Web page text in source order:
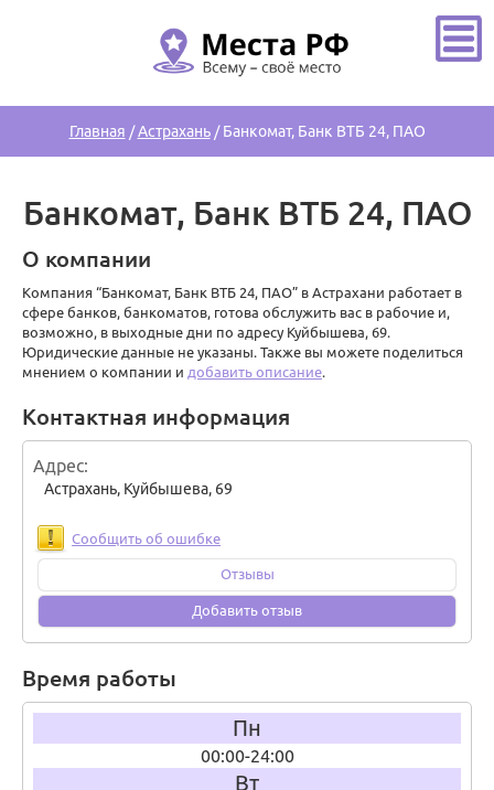
Главная /Астрахань/Банкомат, Банк ВТБ 24, ПАО
Банкомат, Банк ВТБ 24, ПАО
О компании
Компания “Банкомат, Банк ВТБ 24, ПАО” в Астрахани работает в
сфере банков, банкоматов, готова обслужить вас в рабочие и,
возможно, в выходные дни по адресу Куйбышева, 69.
Юридические данные не указаны. Также вы можете поделиться
мнением о компании и добавить описание.
Контактная информация
Адрес
Астрахань, Куйбышева, 69
Сообщить об ошибке
Отзывы
Добавить отзыв
Время работы
Пн
00:00-24:00
Вт